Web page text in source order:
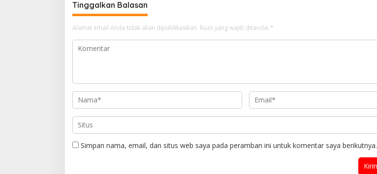
Tinggalkan Balasan
Alamat email Anda tidak akan dipublikasikan. Ruas yang wajib ditandai *
Simpan nama, email, dan situs web saya pada peramban ini untuk komentar saya berikutnya.